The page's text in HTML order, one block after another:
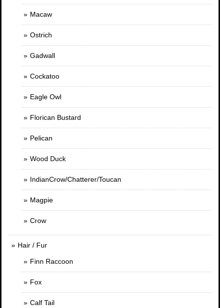
Macaw
Ostrich
Gadwall
Cockatoo
Eagle Owl
Florican Bustard
Pelican
Wood Duck
IndianCrow/Chatterer/Toucan
Magpie
Crow
Hair / Fur
Finn Raccoon
Fox
Calf Tail